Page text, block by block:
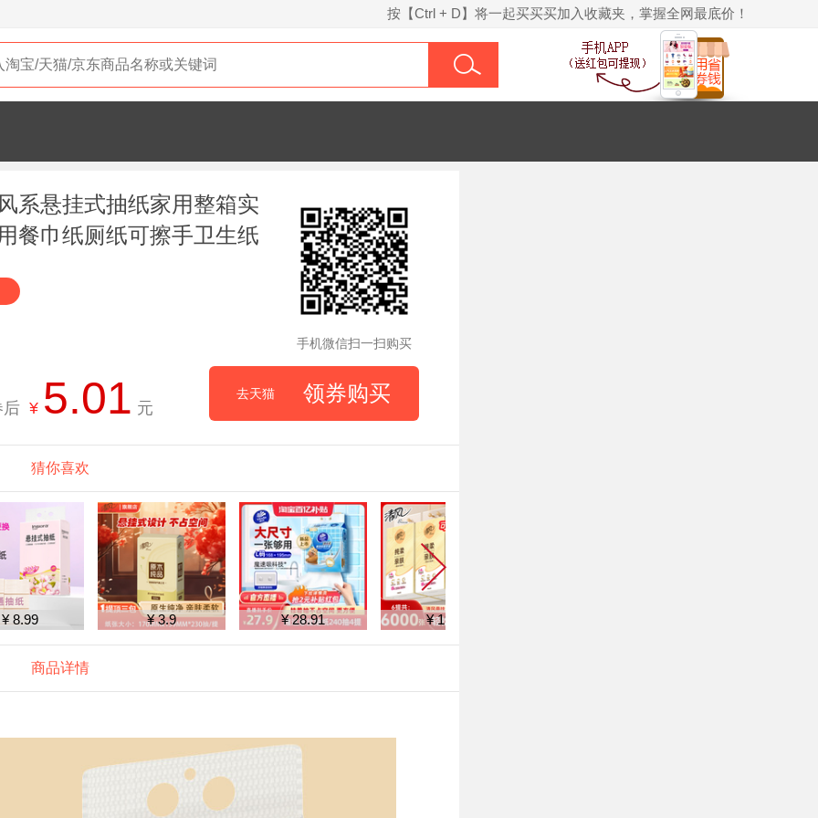
按【Ctrl + D】将一起买买买加入收藏夹，掌握全网最底价！
系悬挂式抽纸家用整箱实
餐巾纸厕纸可擦手卫生纸
手机微信扫一扫购买
后 ¥ 5.01 元
去天猫 领券购买
猜你喜欢
¥ 8.99 ¥ 3.9 ¥ 28.91 ¥ 19.9
商品详情